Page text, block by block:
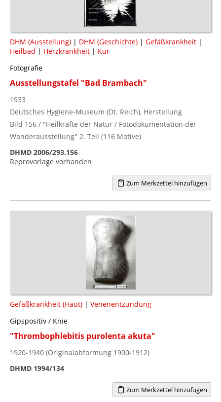
DHM (Ausstellung) | DHM (Geschichte) | Gefäßkrankheit |
Heilbad | Herzkrankheit | Kur
Fotografie
Ausstellungstafel "Bad Brambach"
1933
Deutsches Hygiene-Museum (Dt. Reich), Herstellung
Bild 156 / "Heilkräfte der Natur / Fotodokumentation der
Wanderausstellung" 2. Teil (116 Motive)
DHMD 2006/293.156
Reprovorlage vorhanden
Zum Merkzettel hinzufügen
Gefäßkrankheit (Haut) | Venenentzündung
Gipspositiv / Knie
"Thrombophlebitis purolenta akuta"
1920-1940 (Originalabformung 1900-1912)
DHMD 1994/134
Zum Merkzettel hinzufügen